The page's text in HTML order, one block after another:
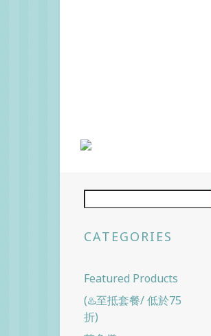
CATEGORIES
Featured Products
(♨️至抵套餐/ 低於75
折)